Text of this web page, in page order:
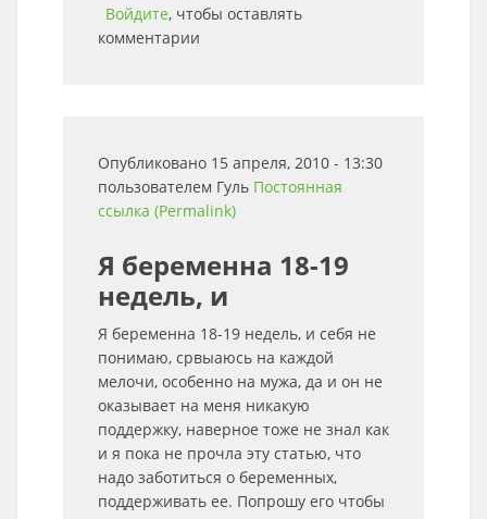
Войдите, чтобы оставлять
комментарии
Опубликовано 15 апреля, 2010 - 13:30
пользователем Гуль Постоянная
ссылка (Permalink)
Я беременна 18-19
недель, и
Я беременна 18-19 недель, и себя не
понимаю, срвыаюсь на каждой
мелочи, особенно на мужа, да и он не
оказывает на меня никакую
поддержку, наверное тоже не знал как
и я пока не прочла эту статью, что
надо заботиться о беременных,
поддерживать ее. Попрошу его чтобы